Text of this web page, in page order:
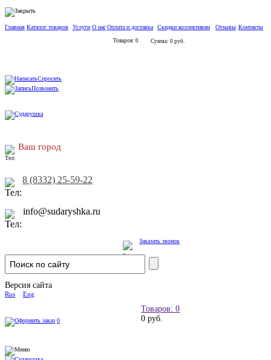
Главная Каталог товаров Услуги О насОплата и доставка Скидки коллективам Отзывы Контакты
Товаров: 0 Сумма: 0 руб.
Спросить
Позвонить
Ваш город
8 (8332) 25-59-22
info@sudaryshka.ru
Заказать звонок
Версия сайта
Rus Eng
Товаров: 0
0 руб.
0